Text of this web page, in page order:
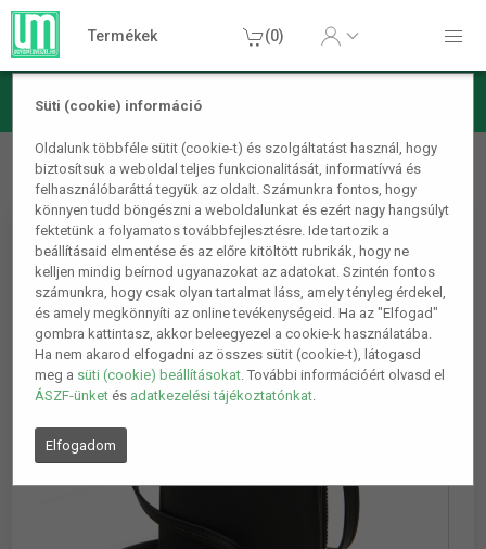
Süti (cookie) információ
Oldalunk többféle sütit (cookie-t) és szolgáltatást használ, hogy
biztosítsuk a weboldal teljes funkcionalitását, informatívvá és
felhasználóbaráttá tegyük az oldalt. Számunkra fontos, hogy
könnyen tudd böngészni a weboldalunkat és ezért nagy hangsúlyt
fektetünk a folyamatos továbbfejlesztésre. Ide tartozik a
beállításaid elmentése és az előre kitöltött rubrikák, hogy ne
kelljen mindig beírnod ugyanazokat az adatokat. Szintén fontos
számunkra, hogy csak olyan tartalmat láss, amely tényleg érdekel,
és amely megkönnyíti az online tevékenységeid. Ha az "Elfogad"
gombra kattintasz, akkor beleegyezel a cookie-k használatába.
Ha nem akarod elfogadni az összes sütit (cookie-t), látogasd
meg a süti (cookie) beállításokat. További információért olvasd el
ÁSZF-ünket és adatkezelési tájékoztatónkat.
Elfogadom
Termékek (0)
Mobiltelefon kiegészítő
Mobiltelefon tartók, tárolók
Mobil táska fekete